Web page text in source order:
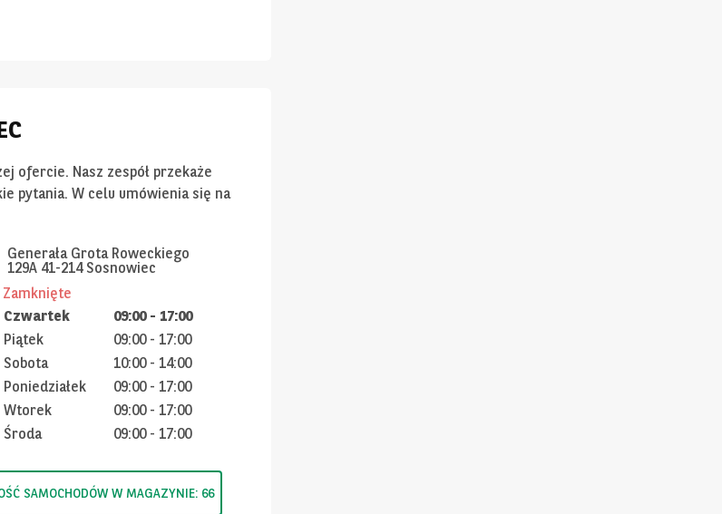
ofercie. Nasz zespół przekaże
pytania. W celu umówienia się na
Generała Grota Roweckiego
129A 41-214 Sosnowiec
Zamknięte
Czwartek
09:00- 17:00
Piątek
09:00- 17:00
Sobota
10:00- 14:00
Poniedziałek
09:00- 17:00
Wtorek
09:00- 17:00
Środa
09:00- 17:00
SAMOCHODÓW W MAGAZYNIE: 66